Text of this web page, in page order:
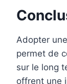
Adopter
permet de
sur le long
offrent une